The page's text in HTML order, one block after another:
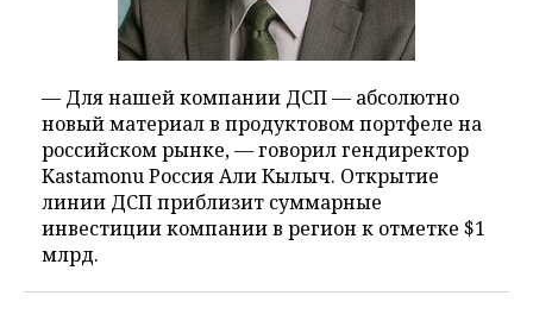
— Для нашей компании ДСП — абсолютно
новый материал в продуктовом портфеле на
российском рынке, — говорил гендиректор
Kastamonu Россия Али Кылыч. Открытие
линии ДСП приблизит суммарные
инвестиции компании в регион к отметке $1
млрд.